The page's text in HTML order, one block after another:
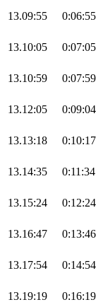
13.09:55 0:06:55
13.10:05 0:07:05
13.10:59 0:07:59
13.12:05 0:09:04
13.13:18 0:10:17
13.14:35 0:11:34
13.15:24 0:12:24
13.16:47 0:13:46
13.17:54 0:14:54
13.19:19 0:16:19